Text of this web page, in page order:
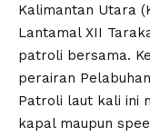
Kalimantan Utara
Lantamal XII
patroli bersama.
perairan
Patroli laut kali ini
kapal maupun